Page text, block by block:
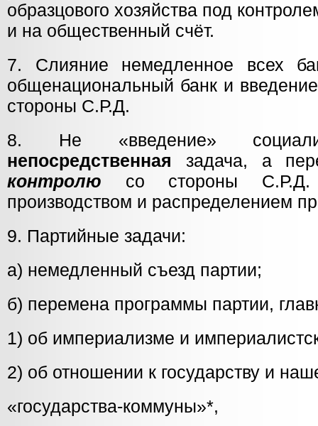
образцового хозяйства под
и на общественный счёт.
7. Слияние немедленное всех
общенациональный банк и
стороны С.Р.Д.
8. Не «введение»
непосредственная задача, а
контролю со стороны С.Р.Д.
производством и распределением
9. Партийные задачи:
а) немедленный съезд партии;
б) перемена программы партии,
1) об империализме и
2) об отношении к государству и
«государства-коммуны»*,